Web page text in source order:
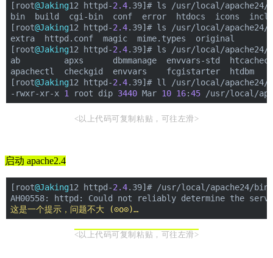
[root@Jaking12 httpd-2.4.39]# ls /usr/local/apache24/
bin  build  cgi-bin  conf  error  htdocs  icons
[root@Jaking12 httpd-2.4.39]# ls /usr/local/apache24/
extra  httpd.conf  magic  mime.types  original
[root@Jaking12 httpd-2.4.39]# ls /usr/local/apache24/
ab         apxs      dbmmanage  envvars-std
apachectl  checkgid  envvars    fcgistarter  htdbm
[root@Jaking12 httpd-2.4.39]# ll /usr/local/apache24/
-rwxr-xr-x 1 root dip 3440 Mar 10 16:45 /usr/local/
<以上代码可复制粘贴，可往左滑>
启动 apache2.4
[root@Jaking12 httpd-2.4.39]# /usr/local/apache24/
AH00558: httpd: Could not reliably determine the
这是一个提示，问题不大 (⊙o⊙)…
<以上代码可复制粘贴，可往左滑>